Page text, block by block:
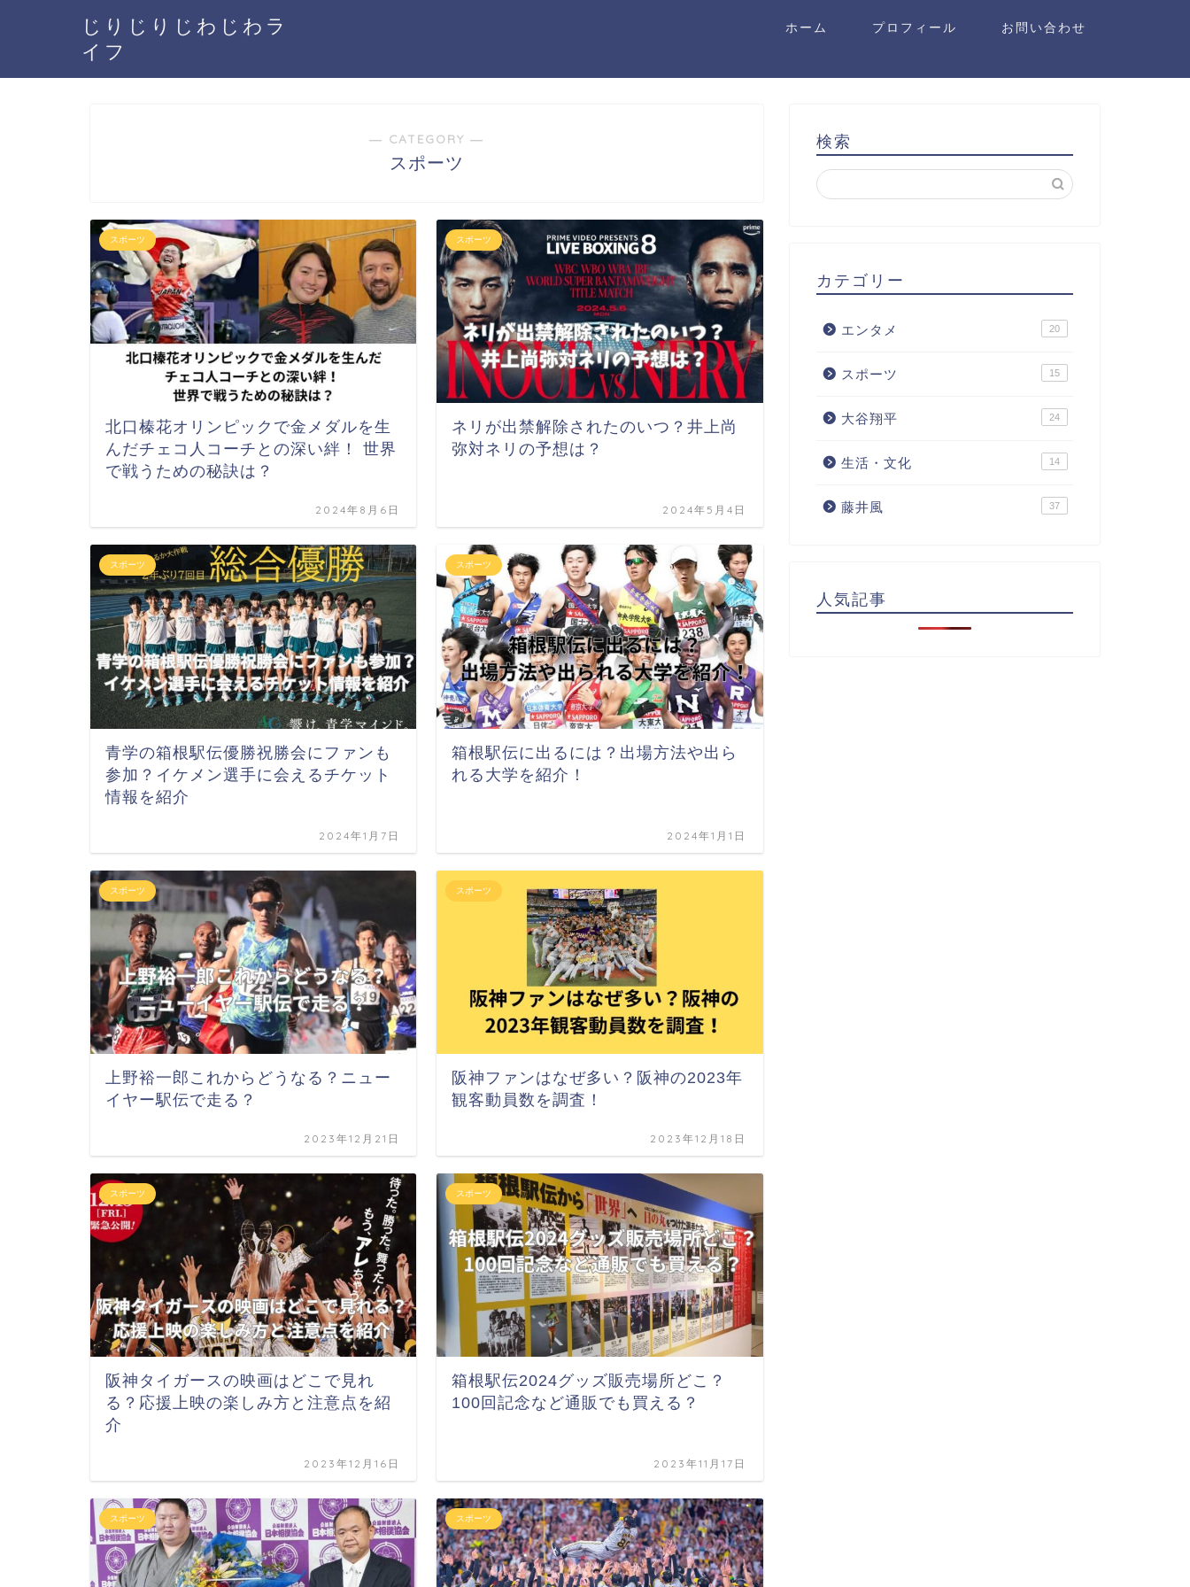
じりじりじわじわラ
イフ
ホーム プロフィール お問い合わせ
― CATEGORY ―
スポーツ
スポーツ
北口榛花オリンピックで金メダルを生
んだチェコ人コーチとの深い絆！ 世界
で戦うための秘訣は？
2024年8月6日
スポーツ
ネリが出禁解除されたのいつ？井上尚
弥対ネリの予想は？
2024年5月4日
スポーツ
青学の箱根駅伝優勝祝勝会にファンも
参加？イケメン選手に会えるチケット
情報を紹介
2024年1月7日
スポーツ
箱根駅伝に出るには？出場方法や出ら
れる大学を紹介！
2024年1月1日
スポーツ
上野裕一郎これからどうなる？ニュー
イヤー駅伝で走る？
2023年12月21日
スポーツ
阪神ファンはなぜ多い？阪神の2023年
観客動員数を調査！
2023年12月18日
スポーツ
阪神タイガースの映画はどこで見れ
る？応援上映の楽しみ方と注意点を紹
介
2023年12月16日
スポーツ
箱根駅伝2024グッズ販売場所どこ？
100回記念など通販でも買える？
2023年11月17日
スポーツ スポーツ
検索
カテゴリー
エンタメ 20
スポーツ 15
大谷翔平 24
生活・文化 14
藤井風 37
人気記事